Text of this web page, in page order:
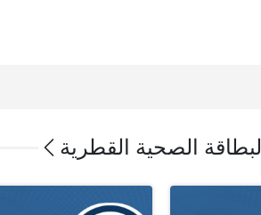
البطاقة الصحية القطرية